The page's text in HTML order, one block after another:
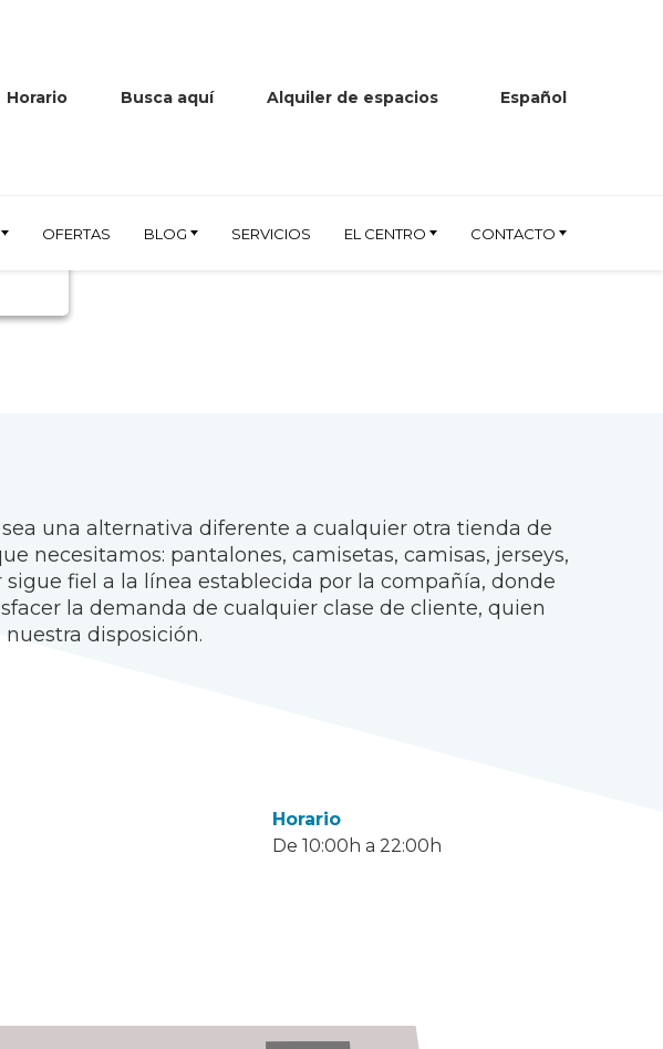
Horario Busca aquí Alquiler de espacios Español
OFERTAS BLOG SERVICIOS EL CENTRO CONTACTO
una alternativa diferente a cualquier otra tienda de
necesitamos: pantalones, camisetas, camisas, jerseys,
fiel a la línea establecida por la compañía, donde
la demanda de cualquier clase de cliente, quien
disposición.
Horario
De 10:00h a 22:00h